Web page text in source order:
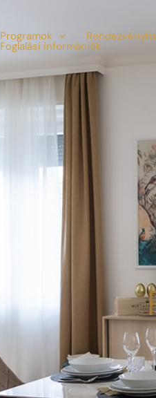
Programok
Foglalási információk